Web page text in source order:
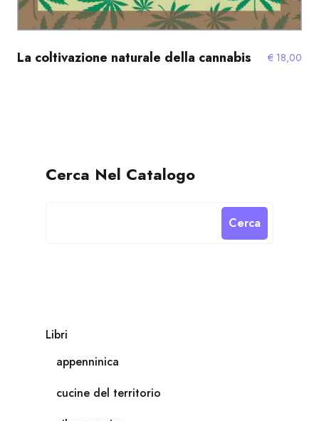
La coltivazione naturale della cannabis € 18,00
Cerca Nel Catalogo
Cerca
Libri
appenninica
cucine del territorio